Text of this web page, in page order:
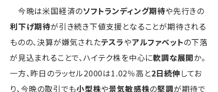
今晩は米国経済のソフトランディング期待や先行きの
利下げ期待が引き続き下値支援となることが期待される
ものの、決算が嫌気されたテスラやアルファベットの下落
が見込まれることで、ハイテク株を中心に軟調な展開か。
一方、昨日のラッセル2000は1.02％高と2日続伸してお
り、今晩の取引でも小型株や景気敏感株の堅調が期待で